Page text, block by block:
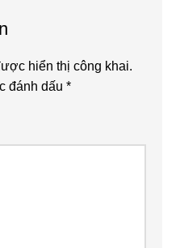
hiển thị công khai.
đánh dấu*